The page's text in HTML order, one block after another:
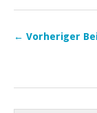
← Vorheriger